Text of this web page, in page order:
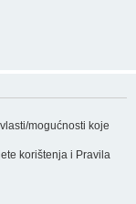
mogućnosti koje
korištenja i Pravila